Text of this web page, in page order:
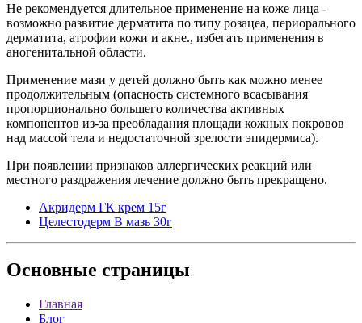
Не рекомендуется длительное применение на коже лица -
возможно развитие дерматита по типу розацеа, периорального
дерматита, атрофии кожи и акне., избегать применения в
аногенитальной области.
Применение мази у детей должно быть как можно менее
продолжительным (опасность системного всасывания
пропорционально большего количества активных
компонентов из-за преобладания площади кожных покровов
над массой тела и недостаточной зрелости эпидермиса).
При появлении признаков аллергических реакций или
местного раздражения лечение должно быть прекращено.
Акридерм ГК крем 15г
Целестодерм В мазь 30г
Основные страницы
Главная
Блог